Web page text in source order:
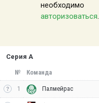
необходимо
авторизоваться.
Серия А
№ Команда
1 Палмейрас